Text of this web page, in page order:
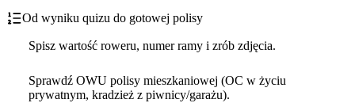
Od wyniku quizu do gotowej polisy
Spisz wartość roweru, numer ramy i zrób zdjęcia.
Sprawdź OWU polisy mieszkaniowej (OC w życiu
prywatnym, kradzież z piwnicy/garażu).